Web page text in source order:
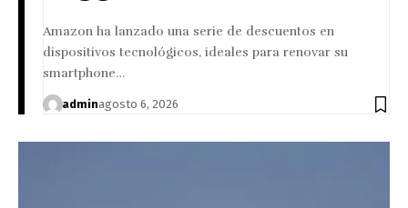
Amazon ha lanzado una serie de descuentos en
dispositivos tecnológicos, ideales para renovar su
smartphone…
adminagosto 6, 2026